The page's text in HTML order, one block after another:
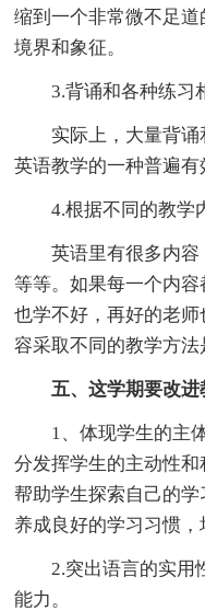
缩到一个非常微不足
境界和象征。
3.背诵和各种练习
实际上，大量背
英语教学的一种普遍有
4.根据不同的教学
英语里有很多内
等等。如果每一个内
也学不好，再好的老
容采取不同的教学方法
五、这学期要改
1、体现学生的主
分发挥学生的主动性和
帮助学生探索自己的学
养成良好的学习习惯，
2.突出语言的实用
能力。